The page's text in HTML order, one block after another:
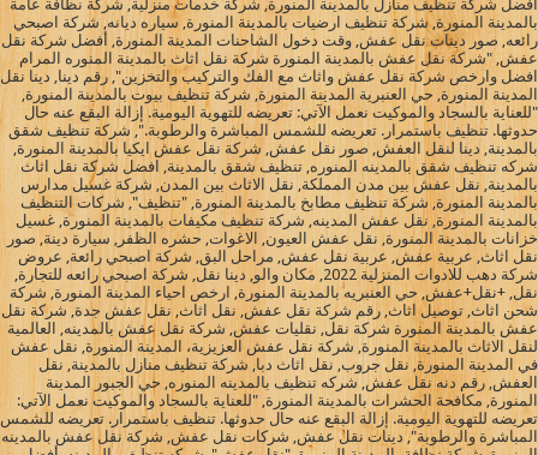
افضل شركة تنظيف منازل بالمدينة المنورة, شركة خدمات منزلية, شركة نظافة عامة
بالمدينة المنورة, شركة تنظيف ارضيات بالمدينة المنورة, سياره ديانه, شركة اصبحي
رائعه, صور دينات نقل عفش, وقت دخول الشاحنات المدينة المنورة, أفضل شركة نقل
عفش, "شركة نقل عفش بالمدينة المنورة شركة نقل اثاث بالمدينة المنوره المرام
افضل وارخص شركة نقل عفش واثاث مع الفك والتركيب والتخزين", رقم دينا, دينا نقل
المدينة المنورة, حي العنبرية المدينة المنورة, شركة تنظيف بيوت بالمدينة المنورة,
"للعناية بالسجاد والموكيت نعمل الآتي: تعريضه للتهوية اليومية. إزالة البقع عنه حال
حدوثها. تنظيف باستمرار. تعريضه للشمس المباشرة والرطوبة.", شركة تنظيف شقق
بالمدينة, دينا لنقل العفش, صور نقل عفش, شركة نقل عفش ايكيا بالمدينة المنورة,
شركه تنظيف شقق بالمدينه المنوره, تنظيف شقق بالمدينة, افضل شركة نقل اثاث
بالمدينة, نقل عفش بين مدن المملكة, نقل الاثاث بين المدن, شركة غسيل مدارس
بالمدينة المنورة, شركة تنظيف مطابخ بالمدينة المنورة, "تنظيف", شركات التنظيف
بالمدينة المنورة, نقل عفش المدينه, شركة تنظيف مكيفات بالمدينة المنورة, غسيل
خزانات بالمدينة المنورة, نقل عفش العيون, الاغوات, حشره الظفر, سيارة دينة, صور
نقل اثاث, عربية عفش, عربية نقل عفش, مراحل البق, شركة اصبحي رائعة, عروض
شركة دهب للادوات المنزلية 2022, مكان والو, دينا نقل, شركة اصبحي رائعه للتجارة,
نقل, +نقل+عفش, حي العنبريه بالمدينة المنورة, ارخص احياء المدينة المنورة, شركة
شحن اثاث, توصيل اثاث, رقم شركة نقل عفش, نقل اثاث, نقل عفش جدة, شركة نقل
عفش بالمدينة المنورة شركة نقل, نقليات عفش, شركة نقل عفش بالمدينه, العالمية
لنقل الاثاث بالمدينة المنورة, شركة نقل عفش العزيزية، المدينة المنورة, نقل عفش
في المدينة المنورة, نقل جروب, نقل اثاث دبا, شركة تنظيف منازل بالمدينة, نقل
العفش, رقم دنه نقل عفش, شركه تنظيف بالمدينه المنوره, حي الجبور المدينة
المنورة, مكافحة الحشرات بالمدينة المنورة, "للعناية بالسجاد والموكيت نعمل الآتي:
تعريضه للتهوية اليومية. إزالة البقع عنه حال حدوثها. تنظيف باستمرار. تعريضه للشمس
المباشرة والرطوبة", دينات نقل عفش, شركات نقل عفش, شركة نقل عفش بالمدينه